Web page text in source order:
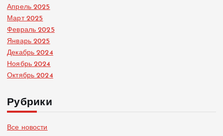
Апрель 2025
Март 2025
Февраль 2025
Январь 2025
Декабрь 2024
Ноябрь 2024
Октябрь 2024
Рубрики
Все новости